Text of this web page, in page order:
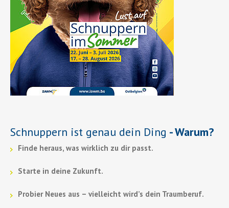
Schnuppern ist genau dein Ding - Warum?
Finde heraus, was wirklich zu dir passt.
Starte in deine Zukunft.
Probier Neues aus – vielleicht wird’s dein Traumberuf.